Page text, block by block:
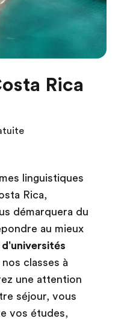
Rica
linguistiques
Rica,
démarquera du
au mieux
classes à
une attention
séjour, vous
vos études,